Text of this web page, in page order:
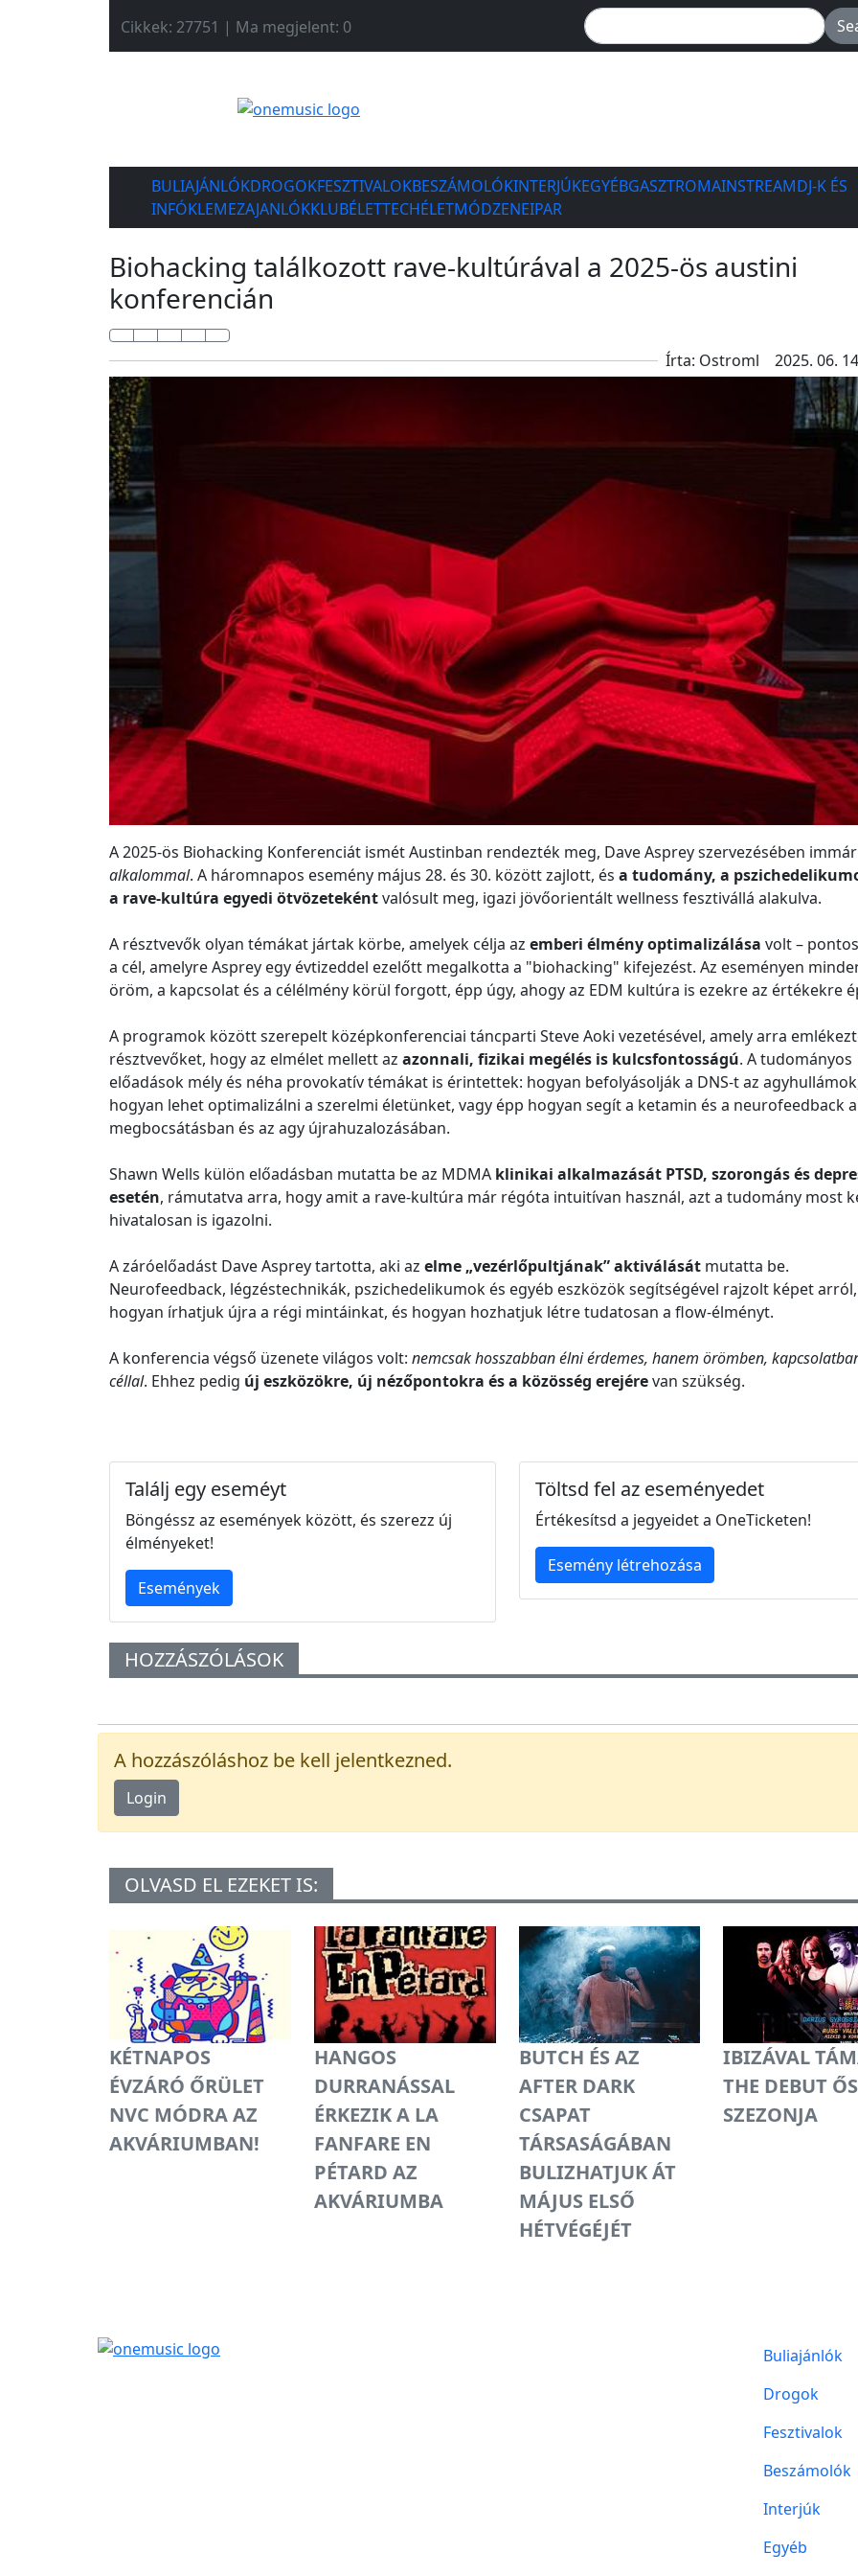
Cikkek: 27751 | Ma megjelent: 0
BULIAJÁNLÓKDROGOKFESZTIVALOKBESZÁMOLÓKINTERJÚKEGYÉBGASZTROMAINSTREAMDJ-K ÉS
INFÓKLEMEZAJANLÓKKLUBÉLETTECHÉLETMÓDZENEIPAR
Biohacking találkozott rave-kultúrával a 2025-ös austini
konferencián
Írta: Ostroml 2025. 06.
A 2025-ös Biohacking Konferenciát ismét Austinban rendezték meg, Dave Asprey szervezésében
alkalommal. A háromnapos esemény május 28. és 30. között zajlott, és a tudomány, a
a rave-kultúra egyedi ötvözetekéntvalósult meg, igazi jövőorientált wellness fesztivállá alakulva.
A résztvevők olyan témákat jártak körbe, amelyek célja az emberi élmény optimalizálása volt –
a cél, amelyre Asprey egy évtizeddel ezelőtt megalkotta a "biohacking" kifejezést. Az eseményen
öröm, a kapcsolat és a célélmény körül forgott, épp úgy, ahogy az EDM kultúra is ezekre az értékekre
A programok között szerepelt középkonferenciai táncparti Steve Aoki vezetésével, amely arra
résztvevőket, hogy az elmélet mellett az azonnali, fizikai megélés is kulcsfontosságú. A tudományos
előadások mély és néha provokatív témákat is érintettek: hogyan befolyásolják a DNS-t az
hogyan lehet optimalizálni a szerelmi életünket, vagy épp hogyan segít a ketamin és a neurofeedback a
megbocsátásban és az agy újrahuzalozásában.
Shawn Wells külön előadásban mutatta be az MDMA klinikai alkalmazását PTSD, szorongás és
esetén, rámutatva arra, hogy amit a rave-kultúra már régóta intuitívan használ, azt a tudomány most
hivatalosan is igazolni.
A záróelőadást Dave Asprey tartotta, aki az elme „vezérlőpultjának” aktiválását mutatta be.
Neurofeedback, légzéstechnikák, pszichedelikumok és egyéb eszközök segítségével rajzolt képet arról,
hogyan írhatjuk újra a régi mintáinkat, és hogyan hozhatjuk létre tudatosan a flow-élményt.
A konferencia végső üzenete világos volt: nemcsak hosszabban élni érdemes, hanem örömben,
céllal. Ehhez pedig új eszközökre, új nézőpontokra és a közösség erejérevan szükség.
Találj egy eseméyt
Böngéssz az események között, és szerezz új
élményeket!
Események
Töltsd fel az eseményedet
Értékesítsd a jegyeidet a OneTicketen!
Esemény létrehozása
HOZZÁSZÓLÁSOK
A hozzászóláshoz be kell jelentkezned.
Login
OLVASD EL EZEKET IS:
KÉTNAPOS
ÉVZÁRÓ ŐRÜLET
NVC MÓDRA AZ
AKVÁRIUMBAN!
HANGOS
DURRANÁSSAL
ÉRKEZIK A LA
FANFARE EN
PÉTARD AZ
AKVÁRIUMBA
BUTCH ÉS AZ
AFTER DARK
CSAPAT
TÁRSASÁGÁBAN
BULIZHATJUK ÁT
MÁJUS ELSŐ
HÉTVÉGÉJÉT
IBIZÁVAL
THE DEBUT
SZEZONJA
Buliajánlók
Drogok
Fesztivalok
Beszámolók
Interjúk
Egyéb